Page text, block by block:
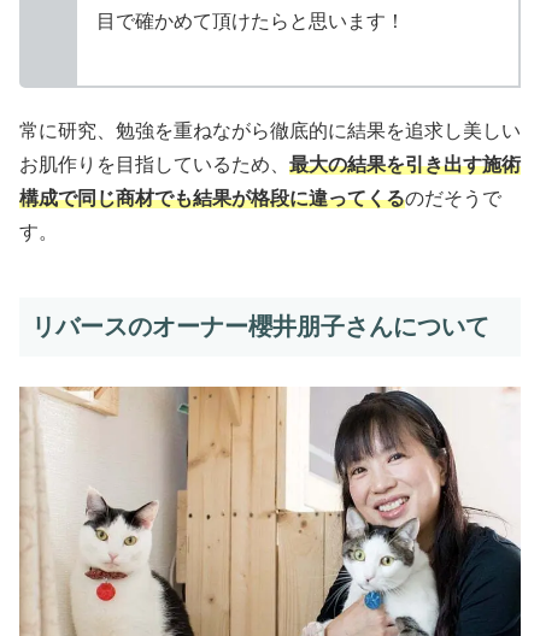
目で確かめて頂けたらと思います！
常に研究、勉強を重ねながら徹底的に結果を追求し美しい
お肌作りを目指しているため、 最大の結果を引き出す施術
構成で同じ商材でも結果が格段に違ってくるのだそうで
す。
リバースのオーナー櫻井朋子さんについて